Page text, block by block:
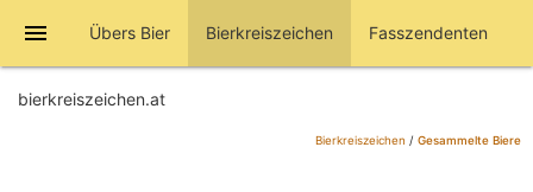
menu Übers Bier Bierkreiszeichen Fasszendenten
bierkreiszeichen.at
Bierkreiszeichen / Gesammelte Biere